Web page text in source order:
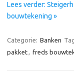
Lees verder:
bouwtekening »
Categorie: Banken
pakket, freds